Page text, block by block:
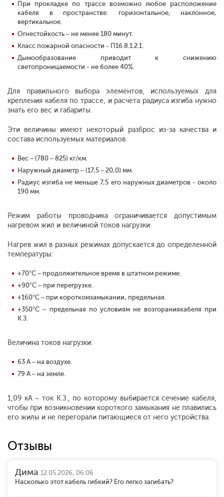
При прокладке по трассе возможно любое расположение
кабеля в пространстве: горизонтальное, наклонное,
вертикальное.
Огнестойкость – не менее 180 минут.
Класс пожарной опасности - П1б.8.1.2.1.
Дымообразование приводит к снижению
светопроницаемости - не более 40%.
Для правильного выбора элементов, используемых для
крепления кабеля по трассе, и расчета радиуса изгиба нужно
знать его вес и габариты.
Эти величины имеют некоторый разброс из-за качества и
состава используемых материалов.
Вес – (780 – 825) кг/км.
Наружный диаметр – (17,5 – 20,0) мм.
Радиус изгиба не меньше 7,5 его наружных диаметров - около
190 мм.
Режим работы проводника ограничивается допустимым
нагревом жил и величиной токов нагрузки.
Нагрев жил в разных режимах допускается до определенной
температуры:
+70°С – продолжительное время в штатном режиме.
+90°С – при перегрузке.
+160°С – при короткомзамыкании, предельная.
+350°С – предельная по условиям не возгораниякабеля при
К.З.
Величина токов нагрузки:
63 А – на воздухе.
79 А – на земле.
1,09 кА – ток К.З., по которому выбирается сечение кабеля,
чтобы при возникновении короткого замыкания не плавились
его жилы и не перегорали питающиеся от него устройства.
Отзывы
Дима 12.05.2026, 06:06
Насколько этот кабель гибкий? Его легко загибать?